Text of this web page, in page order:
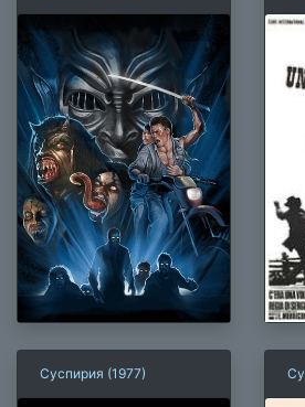
Суспирия (1977)